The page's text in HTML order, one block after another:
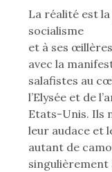
É
E
:
É
N
La réalité est
socialisme
et à ses
avec la
salafistes au
l’Elysée et de
Etats-Unis. Ils
leur audace et
autant de
singulièrement